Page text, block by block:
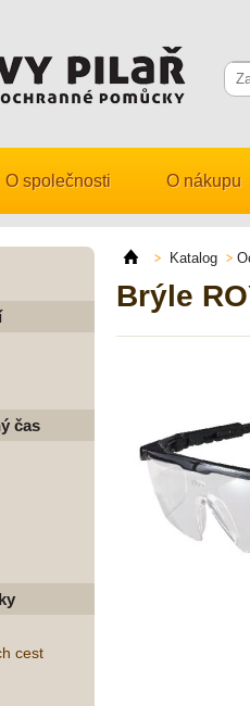
O společnosti O nákupu
čas
cest
Katalog
Brýle